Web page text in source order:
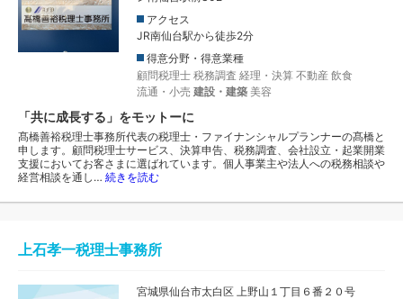
アクセス
JR南仙台駅から徒歩2分
得意分野・得意業種
顧問税理士 税務調査 経理・決算 不動産 飲食
流通・小売 建設・建築 美容
「共に成長する」をモットーに
髙橋善裕税理士事務所代表の税理士・ファイナンシャルプランナーの髙橋と
申します。顧問税理士サービス、決算申告、税務調査、会社設立・起業開業
支援においてお客さまに選ばれています。個人事業主や法人への税務相談や
経営相談を通し… 続きを読む
上石孝一税理士事務所
宮城県仙台市太白区 上野山１丁目６番２０号